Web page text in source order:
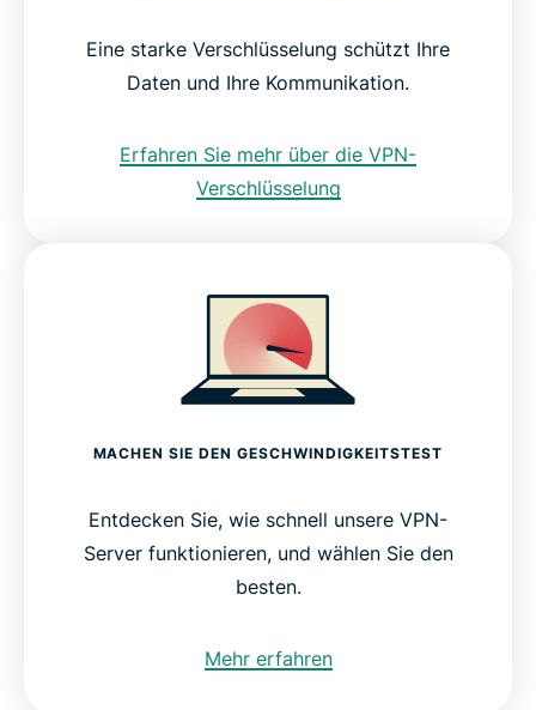
Eine starke Verschlüsselung schützt Ihre
Daten und Ihre Kommunikation.
Erfahren Sie mehr über die VPN-
Verschlüsselung
MACHEN SIE DEN GESCHWINDIGKEITSTEST
Entdecken Sie, wie schnell unsere VPN-
Server funktionieren, und wählen Sie den
besten.
Mehr erfahren